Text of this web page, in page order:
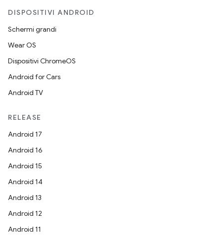
DISPOSITIVI ANDROID
Schermi grandi
Wear OS
Dispositivi ChromeOS
Android for Cars
Android TV
RELEASE
Android 17
Android 16
Android 15
Android 14
Android 13
Android 12
Android 11